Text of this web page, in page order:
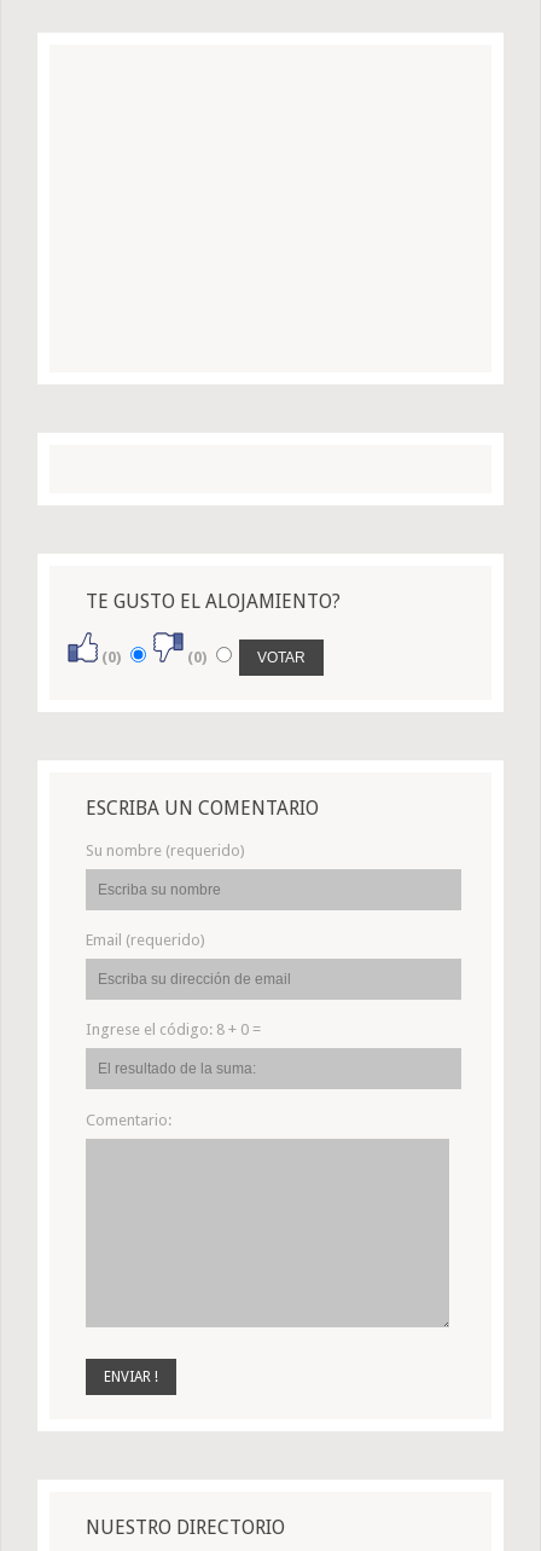
TE GUSTO EL ALOJAMIENTO?
(0) (0)
ESCRIBA UN COMENTARIO
Su nombre (requerido)
Email (requerido)
Ingrese el código: 8 + 0 =
Comentario:
NUESTRO DIRECTORIO